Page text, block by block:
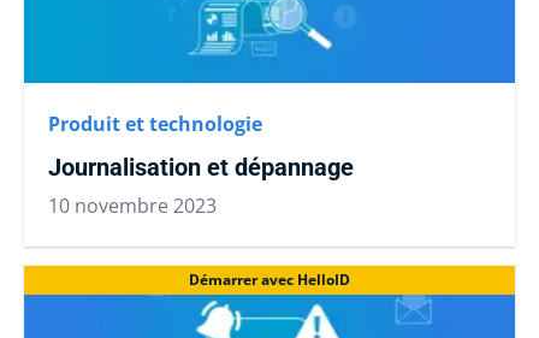
Produit et technologie
Journalisation et dépannage
10 novembre 2023
Démarrer avec HelloID